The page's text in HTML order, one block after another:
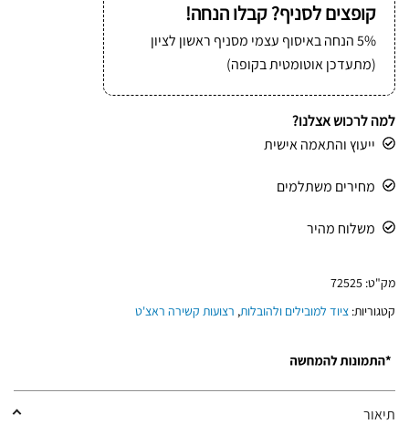
קופצים לסניף? קבלו הנחה!
5% הנחה באיסוף עצמי מסניף ראשון לציון
(מתעדכן אוטומטית בקופה)
למה לרכוש אצלנו?
ייעוץ והתאמה אישית
מחירים משתלמים
משלוח מהיר
מק"ט: 72525
קטגוריות: ציוד למובילים ולהובלות, רצועות קשירה ראצ'ט
תיאור